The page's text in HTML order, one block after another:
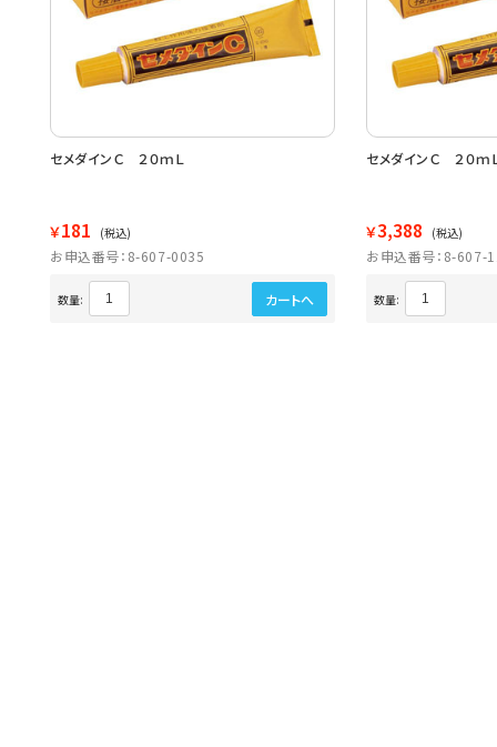
セメダインＣ ２０ｍＬ
￥181 (税込)
お申込番号：8-607-0035
数量: カートへ
セメダインＣ ２０ｍ
￥3,388 (税込)
お申込番号：8-607-
数量: